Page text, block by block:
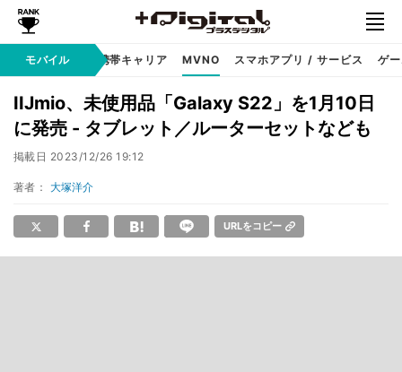
モバイル
Android 携帯キャリア MVNO スマホアプリ / サービス ゲ
IIJmio、未使用品「Galaxy S22」を1月10日
に発売 - タブレット／ルーターセットなども
掲載日 2023/12/26 19:12
著者： 大塚洋介
URLをコピー